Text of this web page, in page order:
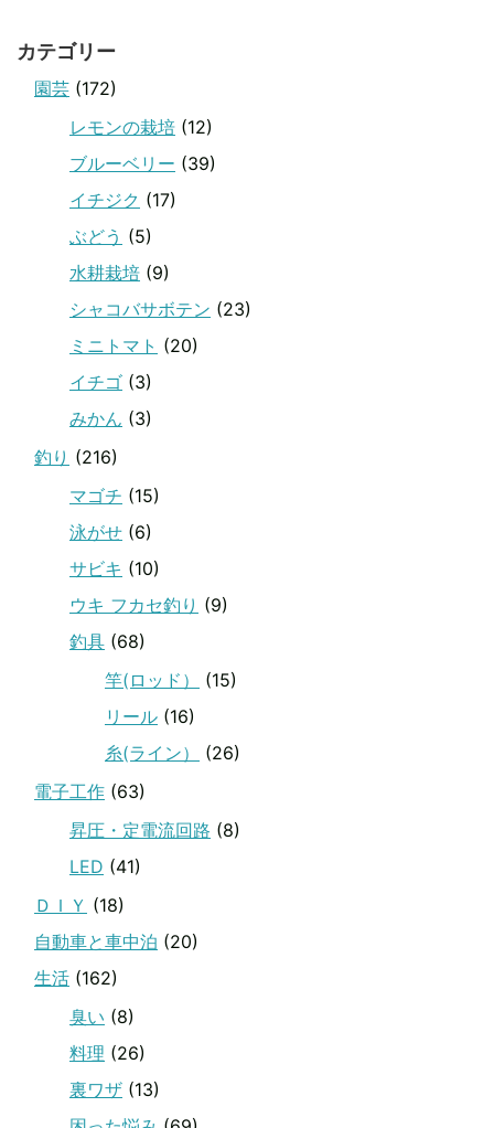
カテゴリー
園芸 (172)
レモンの栽培 (12)
ブルーベリー (39)
イチジク (17)
ぶどう (5)
水耕栽培 (9)
シャコバサボテン (23)
ミニトマト (20)
イチゴ (3)
みかん (3)
釣り (216)
マゴチ (15)
泳がせ (6)
サビキ (10)
ウキ フカセ釣り (9)
釣具 (68)
竿(ロッド）
(15)
リール (16)
糸(ライン）
(26)
電子工作 (63)
昇圧・定電流回路 (8)
LED (41)
ＤＩＹ (18)
自動車と車中泊 (20)
生活 (162)
臭い (8)
料理 (26)
裏ワザ (13)